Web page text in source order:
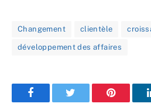
Changement clientèle
développement des affaires
Facebook